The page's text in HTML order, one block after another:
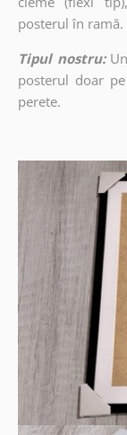
posterul în ramă.
Tipul nostru:
posterul doar
perete.